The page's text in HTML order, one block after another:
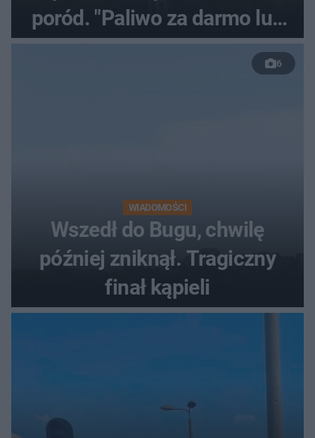
poród. "Paliwo za darmo lub
50 %!"
6
WIADOMOŚCI
Wszedł do Bugu, chwilę
później zniknął. Tragiczny
finał kąpieli